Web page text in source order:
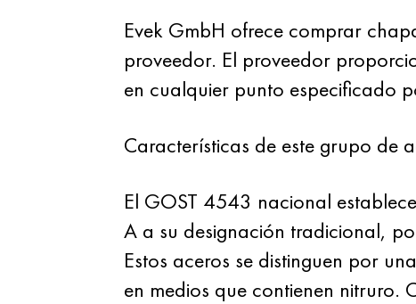
Evek GmbH ofrece comprar
proveedor. El proveedor
en cualquier punto especificado
Características de este grupo de
El GOST 4543 nacional
A a su designación tradicional,
Estos aceros se distinguen por
en medios que contienen nitruro.